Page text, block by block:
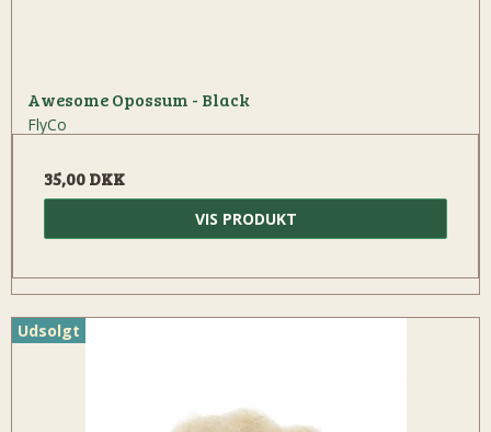
Awesome Opossum - Black
FlyCo
35,00 DKK
VIS PRODUKT
Udsolgt